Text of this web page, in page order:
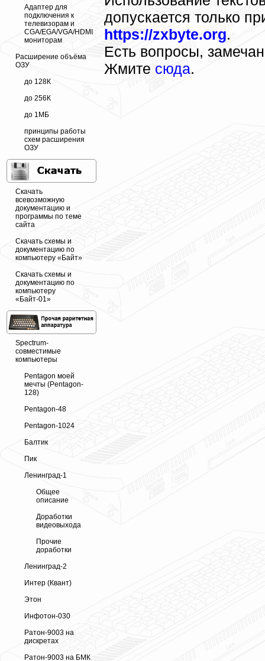
Адаптер для
подключения к
телевизорам и
CGA/EGA/VGA/HDMI
мониторам
Расширение объёма
ОЗУ
до 128К
до 256К
до 1МБ
принципы работы
схем расширения
ОЗУ
Скачать
всевозможную
документацию и
программы по теме
сайта
Скачать схемы и
документацию по
компьютеру «Байт»
Скачать схемы и
документацию по
компьютеру
«Байт-01»
Spectrum-
совместимые
компьютеры
Pentagon моей
мечты (Pentagon-
128)
Pentagon-48
Pentagon-1024
Балтик
Пик
Ленинград-1
Общее
описание
Доработки
видеовыхода
Прочие
доработки
Ленинград-2
Интер (Квант)
Этон
Инфотон-030
Ратон-9003 на
дискретах
Ратон-9003 на БМК
допускается только
https://zxbyte.org.
Есть вопросы,
Жмите сюда.